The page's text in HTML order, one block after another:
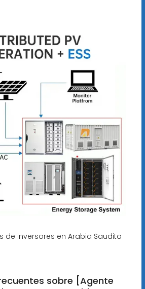
de inversores en Arabia Saudita
sobre [Agente